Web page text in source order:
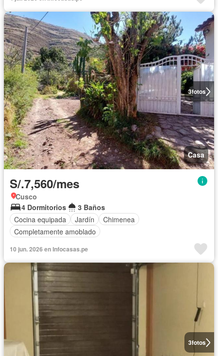
3fotos
Casa
S/.7,560/mes
Cusco
4 Dormitorios
3 Baños
Cocina equipada
Jardín
Chimenea
Completamente amoblado
10 jun. 2026 en Infocasas.pe
3fotos